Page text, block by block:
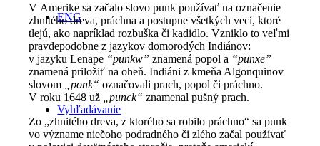
ENG
Vyhľadávanie
V Amerike sa začalo slovo punk používať na označenie
zhnitého dreva, práchna a postupne všetkých vecí, ktoré
tlejú, ako napríklad rozbuška či kadidlo. Vzniklo to veľmi
pravdepodobne z jazykov domorodých Indiánov:
v jazyku Lenape “punkw” znamená popol a “punxe”
znamená priložiť na oheň. Indiáni z kmeňa Algonquinov
slovom
„ponk“ označovali prach, popol či práchno.
V roku 1648 už
„punck“ znamenal pušný prach.
Zo „zhnitého dreva, z ktorého sa robilo práchno“ sa punk
vo význame niečoho podradného či zlého začal používať